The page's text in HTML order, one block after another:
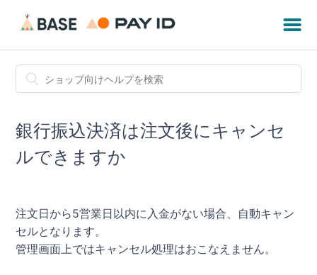
銀行振込決済は注文後にキャンセ
ルできますか
注文日から5営業日以内に入金がない場合、自動キャン
セルとなります。
管理画面上ではキャンセル処理はおこなえません。